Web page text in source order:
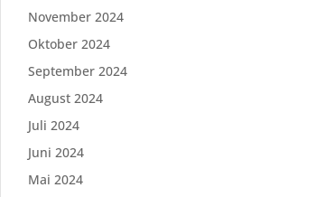
November 2024
Oktober 2024
September 2024
August 2024
Juli 2024
Juni 2024
Mai 2024